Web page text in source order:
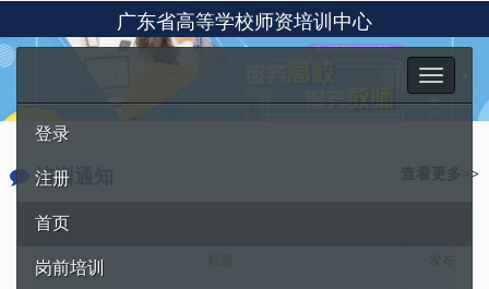
广东省高等学校师资培训中心
Toggle
navigation
登录
注册
首页
岗前培训
培训通知 查看更多>>